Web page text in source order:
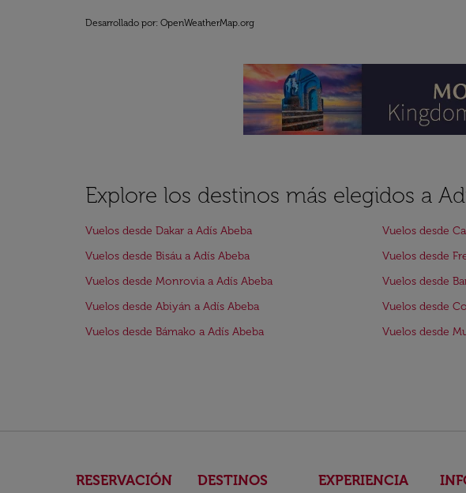
Desarrollado por: OpenWeatherMap.org
Explore los destinos más elegidos a
Vuelos desde Dakar a Adís Abeba Vuelos desde
Vuelos desde Bisáu a Adís Abeba
Vuelos desde
Vuelos desde Monrovia a Adís Abeba
Vuelos desde
Vuelos desde Abiyán a Adís Abeba
Vuelos desde
Vuelos desde Bámako a Adís Abeba
Vuelos desde
RESERVACIÓN DESTINOS EXPERIENCIA